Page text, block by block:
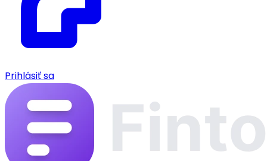
Prihlásiť sa